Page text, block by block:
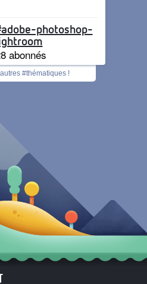
photoshop-
abonnés
#thématiques !